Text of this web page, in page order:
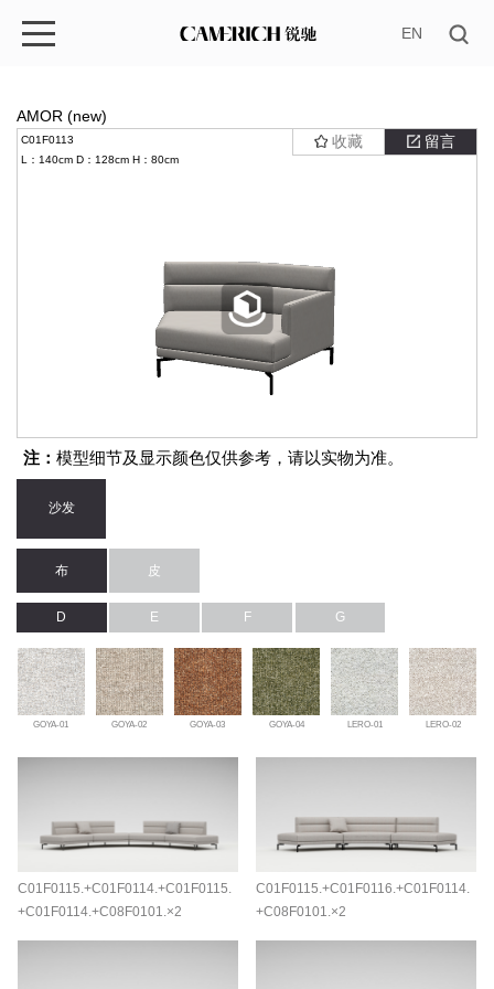
EN
AMOR (new)
C01F0113 收藏 留言
L：140cm D：128cm H：80cm
注： 模型细节及显示颜色仅供参考，请以实物为准。
沙发
布 皮
D E F G
GOYA-01 GOYA-02 GOYA-03 GOYA-04 LERO-01 LERO-02
C01F0115.+C01F0114.+C01F0115.
+C01F0114.+C08F0101.×2
C01F0115.+C01F0116.+C01F0114.
+C08F0101.×2